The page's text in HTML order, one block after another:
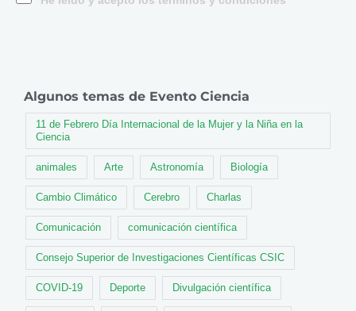
Algunos temas de Evento Ciencia
11 de Febrero Día Internacional de la Mujer y la Niña en la
Ciencia
animales Arte Astronomía Biología
Cambio Climático Cerebro Charlas
Comunicación comunicación científica
Consejo Superior de Investigaciones Científicas CSIC
COVID-19 Deporte Divulgación científica